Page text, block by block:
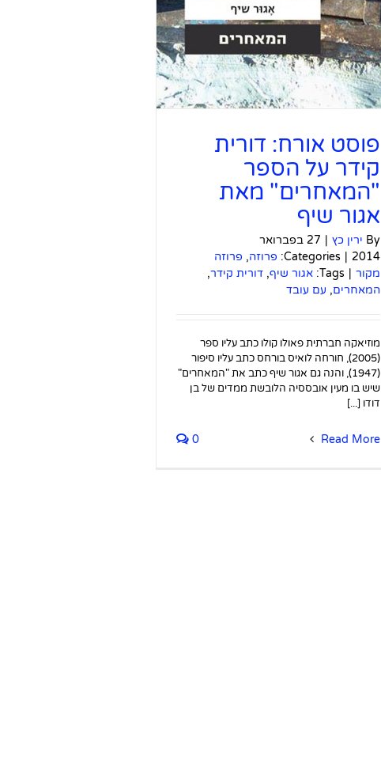
פוסט אורח: דורית
קידר על הספר
"המאחרים" מאת
אגור שיף
By ירין כץ
27 בפברואר
2014
Categories: פרוזה, פרוזה
מקור
Tags: אגור שיף,דורית קידר,
המאחרים, עם עובד
מוזיאקה חברתית פאולו קולו כתב עליו ספר
(2005), חורחה לואיס בורחס כתב עליו סיפור
(1947), והנה גם אגור שיף כתב את "המאחרים"
שיש בו מעין אובססיה הלובשת ממדים של בן
דודו [...]
Read More
0